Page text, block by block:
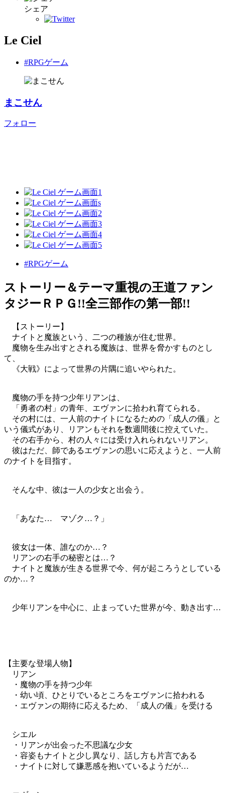
シェア
Le Ciel
#RPGゲーム
まこせん
フォロー
#RPGゲーム
ストーリー＆テーマ重視の王道ファン
タジーＲＰＧ!!全三部作の第一部!!
【ストーリー】
ナイトと魔族という、二つの種族が住む世界。
魔物を生み出すとされる魔族は、世界を脅かすものとし
て、
《大戦》によって世界の片隅に追いやられた。
魔物の手を持つ少年リアンは、
「勇者の村」の青年、エヴァンに拾われ育てられる。
その村には、一人前のナイトになるための「成人の儀」と
いう儀式があり、リアンもそれを数週間後に控えていた。
その右手から、村の人々には受け入れられないリアン。
彼はただ、師であるエヴァンの思いに応えようと、一人前
のナイトを目指す。
そんな中、彼は一人の少女と出会う。
「あなた… マゾク…？」
彼女は一体、誰なのか…？
リアンの右手の秘密とは…？
ナイトと魔族が生きる世界で今、何が起ころうとしている
のか…？
少年リアンを中心に、止まっていた世界が今、動き出す…
【主要な登場人物】
リアン
・魔物の手を持つ少年
・幼い頃、ひとりでいるところをエヴァンに拾われる
・エヴァンの期待に応えるため、「成人の儀」を受ける
シエル
・リアンが出会った不思議な少女
・容姿もナイトと少し異なり、話し方も片言である
・ナイトに対して嫌悪感を抱いているようだが…